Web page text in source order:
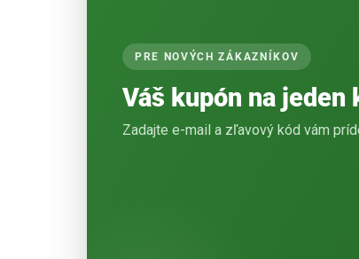
PRE NOVÝCH ZÁKAZNÍKOV
Váš kupón na jeden
Zadajte e-mail a zľavový kód vám